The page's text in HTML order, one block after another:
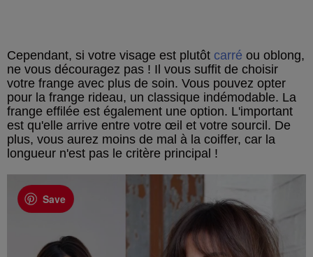
Cependant, si votre visage est plutôt carré ou oblong,
ne vous découragez pas ! Il vous suffit de choisir
votre frange avec plus de soin. Vous pouvez opter
pour la frange rideau, un classique indémodable. La
frange effilée est également une option. L'important
est qu'elle arrive entre votre œil et votre sourcil. De
plus, vous aurez moins de mal à la coiffer, car la
longueur n'est pas le critère principal !
Save